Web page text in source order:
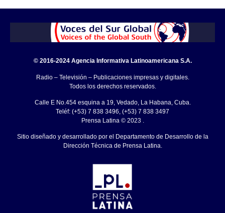
© 2016-2024 Agencia Informativa Latinoamericana S.A.
Radio – Televisión – Publicaciones impresas y digitales.
Todos los derechos reservados.
Calle E No.454 esquina a 19, Vedado, La Habana, Cuba.
Teléf: (+53) 7 838 3496, (+53) 7 838 3497
Prensa Latina © 2023 .
Sitio diseñado y desarrollado por el Departamento de Desarrollo de la
Dirección Técnica de Prensa Latina.